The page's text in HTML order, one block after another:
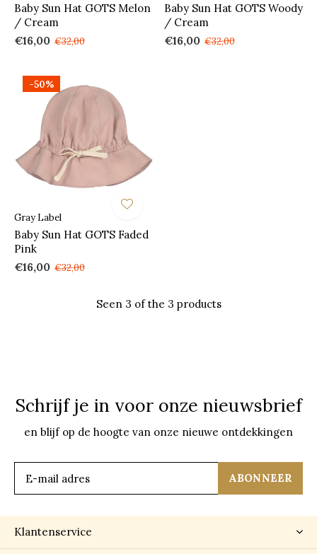
Baby Sun Hat GOTS Melon
/ Cream
€16,00 €32,00
Baby Sun Hat GOTS Woody
/ Cream
€16,00 €32,00
-50%
Gray Label
Baby Sun Hat GOTS Faded
Pink
€16,00 €32,00
Seen 3 of the 3 products
Schrijf je in voor onze nieuwsbrief
en blijf op de hoogte van onze nieuwe ontdekkingen
ABONNEER
Klantenservice